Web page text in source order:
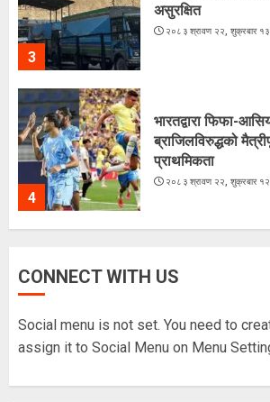
3
असुरक्षित
२०८३ श्रावण २२, शुक्रबार
4
भारतद्वारा फिफा-
ब्राजिलविरुद्धको
प्राथमिकता
२०८३ श्रावण २२, शुक्रबार
अरूसँग होइन, हिजोको
CONNECT WITH US
Social menu is not set. You need to
assign it to Social Menu on Menu